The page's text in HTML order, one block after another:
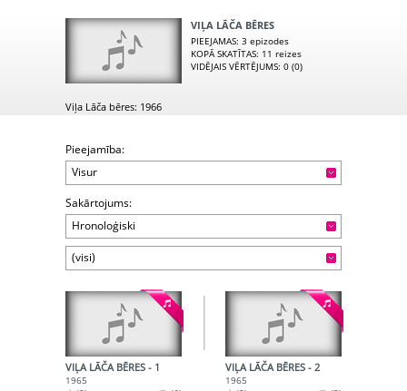
VIĻA LĀČA BĒRES
PIEEJAMAS: 3 epizodes
KOPĀ SKATĪTAS: 11 reizes
VIDĒJAIS VĒRTĒJUMS: 0 (0)
Viļa Lāča bēres: 1966
Pieejamība:
Visur
Sakārtojums:
Hronoloģiski
(visi)
VIĻA LĀČA BĒRES - 1
1965
VIĻA LĀČA BĒRES - 2
1965